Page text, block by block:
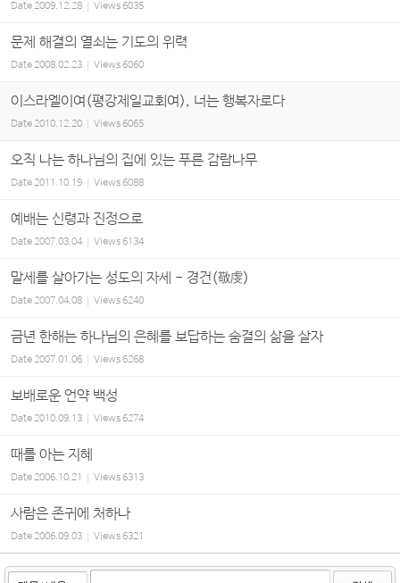
Date2009.12.28 Views6035
문제 해결의 열쇠는 기도의 위력
Date2008.02.23 Views6060
이스라엘이여(평강제일교회여), 너는 행복자로다
Date 2010.12.20 Views6065
오직 나는 하나님의 집에 있는 푸른 감람나무
Date2011.10.19 Views6088
예배는 신령과 진정으로
Date2007.03.04 Views6134
말세를 살아가는 성도의 자세 - 경건(敬虔)
Date2007.04.08 Views6240
금년 한해는 하나님의 은혜를 보답하는 숨결의 삶을 살자
Date2007.01.06 Views6268
보배로운 언약 백성
Date2010.09.13 Views6274
때를 아는 지혜
Date2006.10.21 Views6313
사람은 존귀에 처하나
Date2006.09.03 Views6321